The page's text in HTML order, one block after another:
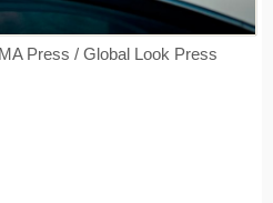
Press / Global Look Press